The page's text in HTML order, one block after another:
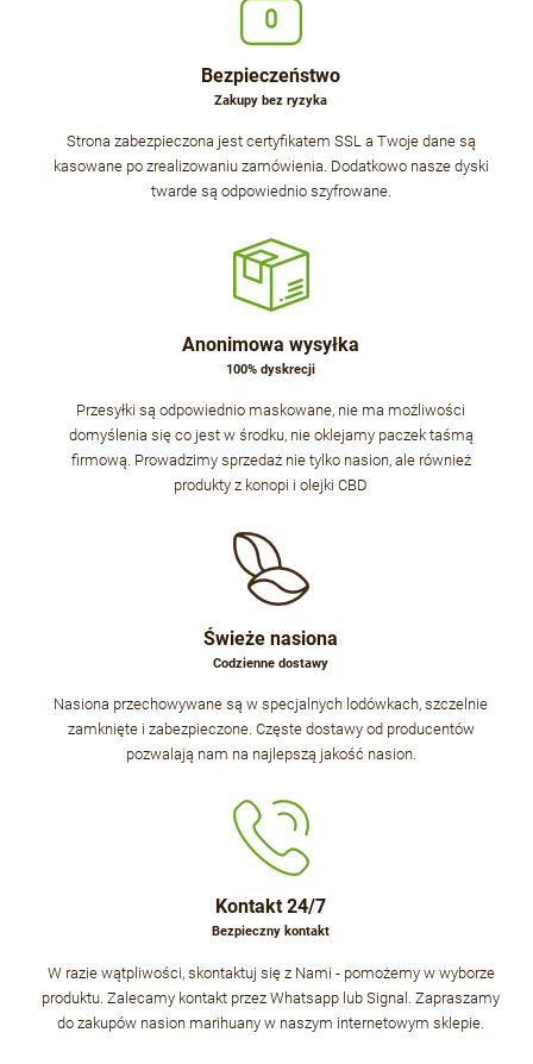
Bezpieczeństwo
Zakupy bez ryzyka
Strona zabezpieczona jest certyfikatem SSL a Twoje dane są
kasowane po zrealizowaniu zamówienia. Dodatkowo nasze dyski
twarde są odpowiednio szyfrowane.
Anonimowa wysyłka
100% dyskrecji
Przesyłki są odpowiednio maskowane, nie ma możliwości
domyślenia się co jest w środku, nie oklejamy paczek taśmą
firmową. Prowadzimy sprzedaż nie tylko nasion, ale również
produkty z konopi i olejki CBD
Świeże nasiona
Codzienne dostawy
Nasiona przechowywane są w specjalnych lodówkach, szczelnie
zamknięte i zabezpieczone. Częste dostawy od producentów
pozwalają nam na najlepszą jakość nasion.
Kontakt 24/7
Bezpieczny kontakt
W razie wątpliwości, skontaktuj się z Nami - pomożemy w wyborze
produktu. Zalecamy kontakt przez Whatsapp lub Signal. Zapraszamy
do zakupów nasion marihuany w naszym internetowym sklepie.